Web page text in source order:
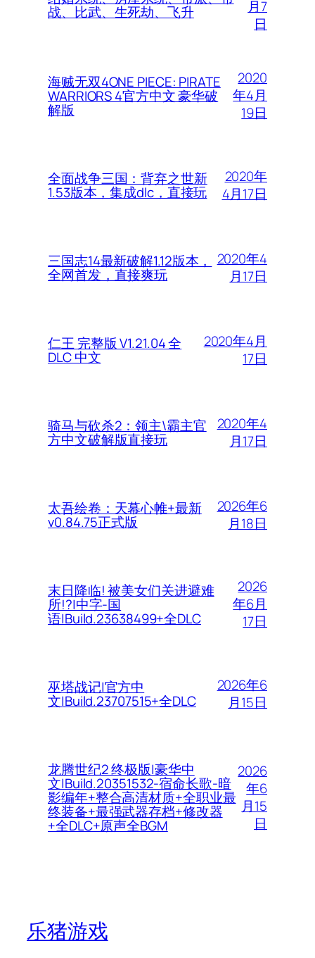
战、比武、生死劫、飞升
月7
日
海贼无双4ONE PIECE: PIRATE
WARRIORS 4官方中文 豪华破
解版
2020
年4月
19日
全面战争三国：背弃之世新
1.53版本，集成dlc，直接玩
2020年
4月17日
三国志14最新破解1.12版本，
全网首发，直接爽玩
2020年4
月17日
仁王 完整版 V1.21.04 全
DLC 中文
2020年4月
17日
骑马与砍杀2：领主\霸主官
方中文破解版直接玩
2020年4
月17日
太吾绘卷：天幕心帷+最新
v0.84.75正式版
2026年6
月18日
末日降临! 被美女们关进避难
所!?|中字-国
语|Build.23638499+全DLC
2026
年6月
17日
巫塔战记|官方中
文|Build.23707515+全DLC
2026年6
月15日
龙腾世纪2 终极版|豪华中
文|Build.20351532-宿命长歌-暗
影编年+整合高清材质+全职业最
终装备+最强武器存档+修改器
+全DLC+原声全BGM
2026
年6
月15
日
乐猪游戏